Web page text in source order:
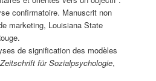
confirmatoire. Manuscrit non
marketing, Louisiana State
de signification des modèles
Zeitschrift für Sozialpsychologie,